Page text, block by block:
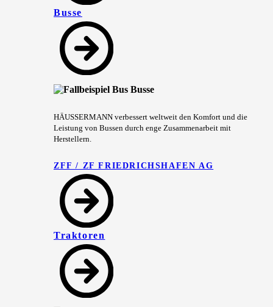
Busse
HÄUSSERMANN verbessert weltweit den Komfort und die
Leistung von Bussen durch enge Zusammenarbeit mit
Herstellern.
ZFF / ZF FRIEDRICHSHAFEN AG
Traktoren